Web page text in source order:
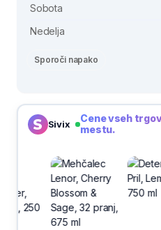
Sobota
Nedelja
Sporoči napako
Sivix
Cene vseh
mestu.